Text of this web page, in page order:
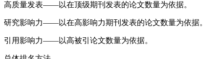
高质量发表——以在顶级期刊发表的论文数量为依据。
研究影响力——以在高影响力期刊发表的论文数量为依据。
引用影响力——以高被引论文数量为依据。